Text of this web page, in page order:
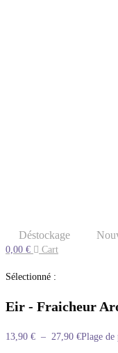
Déstockage
0,00 € Cart
Sélectionné :
Eir - Fraicheur
13,90 € – 27,90 €Plage